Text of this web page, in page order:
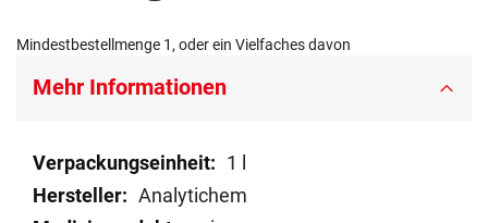
Mindestbestellmenge 1, oder ein Vielfaches davon
Mehr Informationen
Mehr
Informationen
1 l
Analytichem